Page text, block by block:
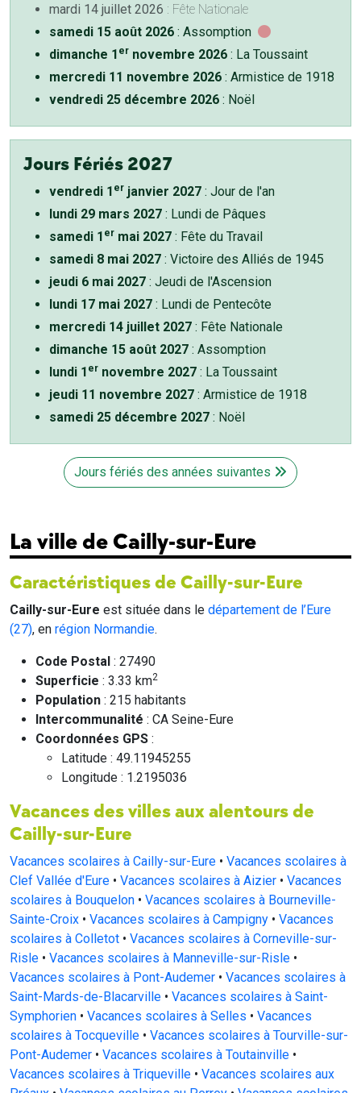
mardi 14 juillet 2026 : Fête Nationale
samedi 15 août 2026 : Assomption
dimanche 1 er novembre 2026 : La Toussaint
mercredi 11 novembre 2026 : Armistice de 1918
vendredi 25 décembre 2026 : Noël
Jours Fériés 2027
vendredi 1 er janvier 2027 : Jour de l'an
lundi 29 mars 2027 : Lundi de Pâques
samedi 1 er mai 2027 : Fête du Travail
samedi 8 mai 2027 : Victoire des Alliés de 1945
jeudi 6 mai 2027 : Jeudi de l'Ascension
lundi 17 mai 2027 : Lundi de Pentecôte
mercredi 14 juillet 2027 : Fête Nationale
dimanche 15 août 2027 : Assomption
lundi 1 er novembre 2027 : La Toussaint
jeudi 11 novembre 2027 : Armistice de 1918
samedi 25 décembre 2027 : Noël
Jours fériés des années suivantes
La ville de Cailly-sur-Eure
Caractéristiques de Cailly-sur-Eure
Cailly-sur-Eure est située dans le département de l’Eure
(27), en région Normandie.
Code Postal : 27490
Superficie : 3.33 km2
Population : 215 habitants
Intercommunalité : CA Seine-Eure
Coordonnées GPS :
Latitude : 49.11945255
Longitude : 1.2195036
Vacances des villes aux alentours de
Cailly-sur-Eure
Vacances scolaires à Cailly-sur-Eure • Vacances scolaires à
Clef Vallée d'Eure • Vacances scolaires à Aizier • Vacances
scolaires à Bouquelon • Vacances scolaires à Bourneville-
Sainte-Croix • Vacances scolaires à Campigny • Vacances
scolaires à Colletot • Vacances scolaires à Corneville-sur-
Risle • Vacances scolaires à Manneville-sur-Risle •
Vacances scolaires à Pont-Audemer • Vacances scolaires à
Saint-Mards-de-Blacarville • Vacances scolaires à Saint-
Symphorien • Vacances scolaires à Selles • Vacances
scolaires à Tocqueville • Vacances scolaires à Tourville-sur-
Pont-Audemer • Vacances scolaires à Toutainville •
Vacances scolaires à Triqueville • Vacances scolaires aux